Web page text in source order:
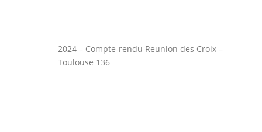
2024 – Compte-rendu Reunion des Croix –
Toulouse 136